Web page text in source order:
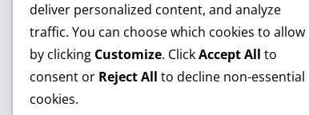
deliver personalized content, and analyze
traffic. You can choose which cookies to allow
by clicking Customize. ClickAccept All to
consent or Reject All to decline non-essential
cookies.